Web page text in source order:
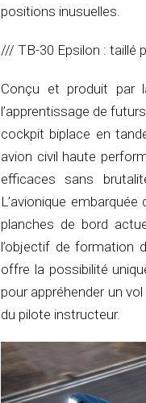
positions inusuelles.
/// TB-30 Epsilon : taillé
Conçu et produit par
l’apprentissage de
cockpit biplace en
avion civil haute
efficaces sans
L’avionique
planches de bord
l’objectif de formation
offre la possibilité
pour appréhender un
du pilote instructeur.